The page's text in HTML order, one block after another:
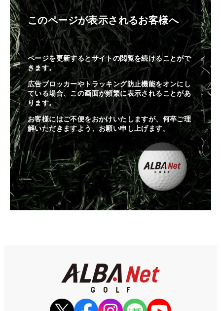
このページが表示されるお客様へ
ページを更新するとサイトの閲覧を続けることがで
きます。
広告ブロッカーやトラッキング防止機能をオンにし
ている場合、この画面が頻繁に表示されることがあ
ります。
お客様にはご不便をおかけいたしますが、何卒ご理
解いただきますよう、お願い申し上げます。